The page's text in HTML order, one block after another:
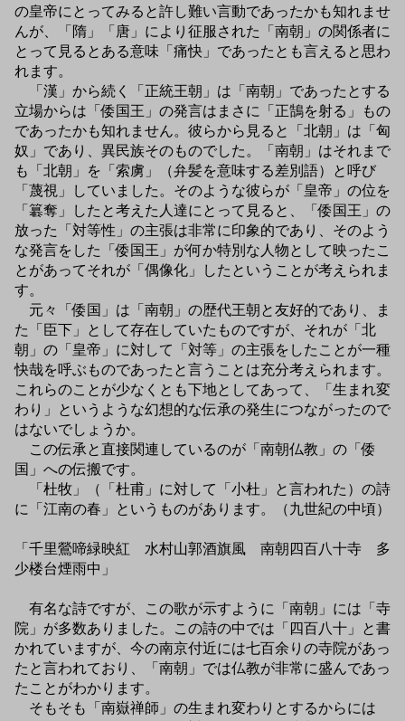
の皇帝にとってみると許し難い言動であったかも知れませ
んが、「隋」「唐」により征服された「南朝」の関係者に
とって見るとある意味「痛快」であったとも言えると思わ
れます。
「漢」から続く「正統王朝」は「南朝」であったとする
立場からは「倭国王」の発言はまさに「正鵠を射る」もの
であったかも知れません。彼らから見ると「北朝」は「匈
奴」であり、異民族そのものでした。「南朝」はそれまで
も「北朝」を「索虜」（弁髪を意味する差別語）と呼び
「蔑視」していました。そのような彼らが「皇帝」の位を
「簒奪」したと考えた人達にとって見ると、「倭国王」の
放った「対等性」の主張は非常に印象的であり、そのよう
な発言をした「倭国王」が何か特別な人物として映ったこ
とがあってそれが「偶像化」したということが考えられま
す。
元々「倭国」は「南朝」の歴代王朝と友好的であり、ま
た「臣下」として存在していたものですが、それが「北
朝」の「皇帝」に対して「対等」の主張をしたことが一種
快哉を呼ぶものであったと言うことは充分考えられます。
これらのことが少なくとも下地としてあって、「生まれ変
わり」というような幻想的な伝承の発生につながったので
はないでしょうか。
この伝承と直接関連しているのが「南朝仏教」の「倭
国」への伝搬です。
「杜牧」（「杜甫」に対して「小杜」と言われた）の詩
に「江南の春」というものがあります。（九世紀の中頃）
「千里鶯啼緑映紅 水村山郭酒旗風 南朝四百八十寺 多
少楼台煙雨中」
有名な詩ですが、この歌が示すように「南朝」には「寺
院」が多数ありました。この詩の中では「四百八十」と書
かれていますが、今の南京付近には七百余りの寺院があっ
たと言われており、「南朝」では仏教が非常に盛んであっ
たことがわかります。
そもそも「南嶽禅師」の生まれ変わりとするからには